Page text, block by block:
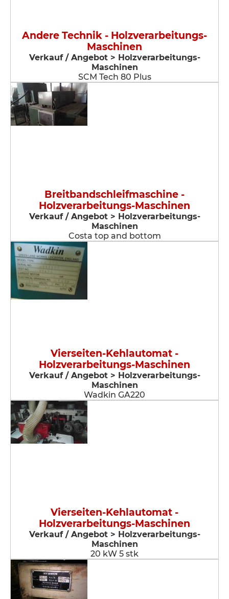
Andere Technik - Holzverarbeitungs-
Maschinen
Verkauf / Angebot > Holzverarbeitungs-
Maschinen
SCM Tech 80 Plus
Breitbandschleifmaschine -
Holzverarbeitungs-Maschinen
Verkauf / Angebot > Holzverarbeitungs-
Maschinen
Costa top and bottom
Vierseiten-Kehlautomat -
Holzverarbeitungs-Maschinen
Verkauf / Angebot > Holzverarbeitungs-
Maschinen
Wadkin GA220
Vierseiten-Kehlautomat -
Holzverarbeitungs-Maschinen
Verkauf / Angebot > Holzverarbeitungs-
Maschinen
20 kW 5 stk